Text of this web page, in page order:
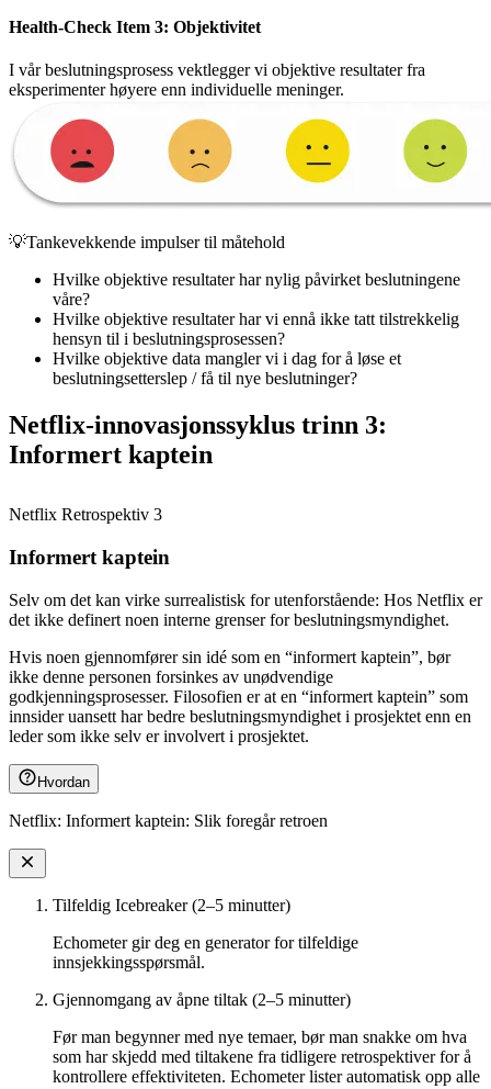
Health-Check Item 3: Objektivitet
I vår beslutningsprosess vektlegger vi objektive resultater fra
eksperimenter høyere enn individuelle meninger.
💡Tankevekkende impulser til måtehold
Hvilke objektive resultater har nylig påvirket beslutningene
våre?
Hvilke objektive resultater har vi ennå ikke tatt tilstrekkelig
hensyn til i beslutningsprosessen?
Hvilke objektive data mangler vi i dag for å løse et
beslutningsetterslep / få til nye beslutninger?
Netflix-innovasjonssyklus trinn 3:
Informert kaptein
Netflix Retrospektiv 3
Informert kaptein
Selv om det kan virke surrealistisk for utenforstående: Hos Netflix er
det ikke definert noen interne grenser for beslutningsmyndighet.
Hvis noen gjennomfører sin idé som en “informert kaptein”, bør
ikke denne personen forsinkes av unødvendige
godkjenningsprosesser. Filosofien er at en “informert kaptein” som
innsider uansett har bedre beslutningsmyndighet i prosjektet enn en
leder som ikke selv er involvert i prosjektet.
Hvordan
Netflix: Informert kaptein: Slik foregår retroen
Tilfeldig Icebreaker (2–5 minutter)
Echometer gir deg en generator for tilfeldige
innsjekkingsspørsmål.
Gjennomgang av åpne tiltak (2–5 minutter)
Før man begynner med nye temaer, bør man snakke om hva
som har skjedd med tiltakene fra tidligere retrospektiver for å
kontrollere effektiviteten. Echometer lister automatisk opp alle